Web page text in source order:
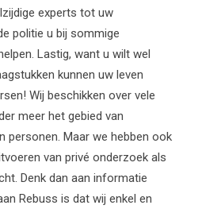
experts tot uw
politie u bij sommige
Lastig, want u wilt wel
kunnen uw leven
Wij beschikken over vele
meer het gebied van
personen. Maar we hebben ook
van privé onderzoek als
Denk dan aan informatie
Rebuss is dat wij enkel en